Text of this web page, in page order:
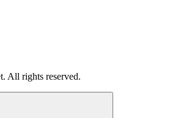
All rights reserved.